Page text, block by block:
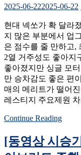
2025-06-222025-06-22
현대 넥쏘가 확 달라
지 많은 부분에서 업
은 점수를 줄 만하고,
2열 거주성도 좋아지
좋아졌지만 싱글 모
만 승차감도 좋은 편
매의 메리트가 떨어
레스티지 주요제원
Continue Reading
[동영상 시승